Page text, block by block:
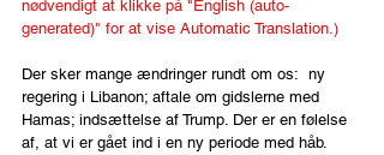
nødvendigt at klikke på "English (auto-
generated)" for at vise Automatic Translation.)
Der sker mange ændringer rundt om os:  ny
regering i Libanon; aftale om gidslerne med
Hamas; indsættelse af Trump. Der er en følelse
af, at vi er gået ind i en ny periode med håb.